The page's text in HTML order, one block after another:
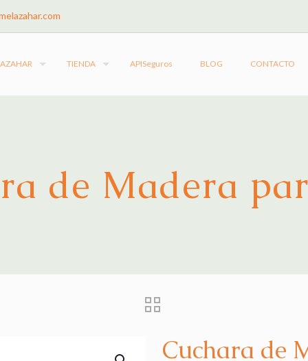
TIENDA APISeguros BLOG CONTACTO
de Madera
Cuchara de